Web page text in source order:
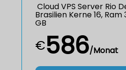
Cloud VPS Server Rio
Brasilien Kerne 16, Ram
GB
€586/Monat